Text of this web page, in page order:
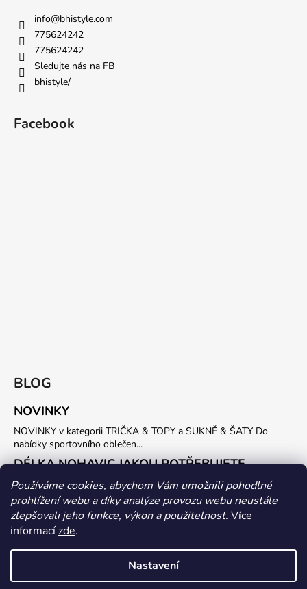
Používáme cookies, abychom Vám umožnili pohodlné
prohlížení webu a díky analýze provozu webu neustále
zlepšovali jeho funkce, výkon a použitelnost. Více
informacízde.
Nastavení
info@bhistyle.com
775624242
775624242
Sledujte nás na FB
bhistyle/
Facebook
BLOG
NOVINKY
NOVINKY v kategorii TRIČKA & TOPY a SUKNĚ & ŠATY Do
nabídky sportovního oblečen...
DÉLKA NOHAVIC JAKOU POTŘEBUJETE
Potřebujete vlastní délku SPORTOVNÍCH KALHOT nebo LEGIN ?
Stačí nám do objednávky uvést požadovanou...
ARCHIV